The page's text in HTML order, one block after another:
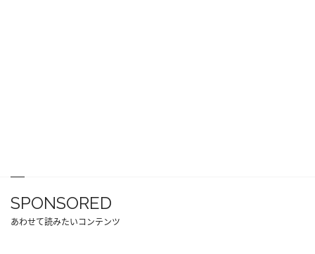
SPONSORED
あわせて読みたいコンテンツ